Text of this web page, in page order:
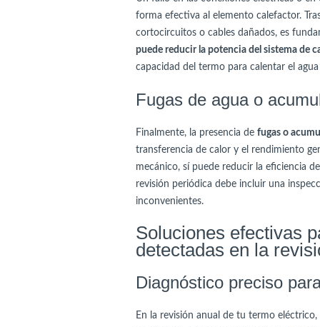
forma efectiva al elemento calefactor.
cortocircuitos o cables dañados, es
puede reducir la potencia del sistema de
capacidad del termo para calentar el
Fugas de agua o
Finalmente, la presencia de fugas o
transferencia de calor y el rendimiento
mecánico, sí puede reducir la eficiencia
revisión periódica debe incluir una
inconvenientes.
Soluciones efectivas
detectadas en la
Diagnóstico preciso
En la revisión anual de tu termo